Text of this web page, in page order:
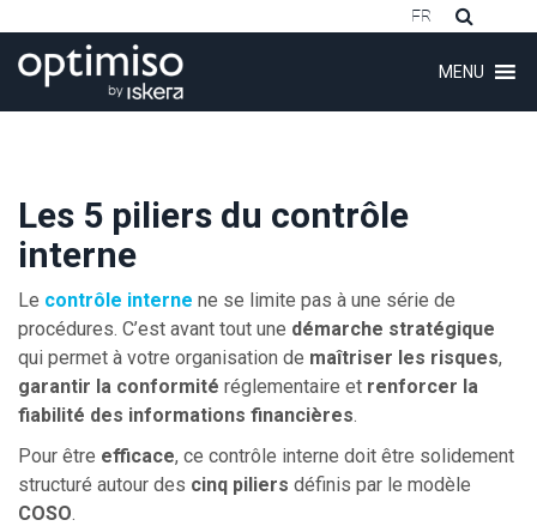
(Logiciel)
(Clients)
(Conseil)
(Formations)
(À propos)
FR
MENU
Les 5 piliers du contrôle
interne
Le contrôle interne ne se limite pas à une série de
procédures. C’est avant tout une démarche stratégique
qui permet à votre organisation de maîtriser les risques,
garantir la conformité réglementaire et renforcer la
fiabilité des informations financières.
Pour être efficace, ce contrôle interne doit être solidement
structuré autour des cinq piliers définis par le modèle
COSO.